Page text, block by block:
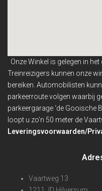
Onze Winkel is gelegen in
Treinreizigers kunnen onze
bereiken. Automobilisten
parkeerroute volgen waarbij
parkeergarage ‘de Gooische
loopt u zo’n 50 meter de
Leveringsvoorwaarden/
Vaartweg 13